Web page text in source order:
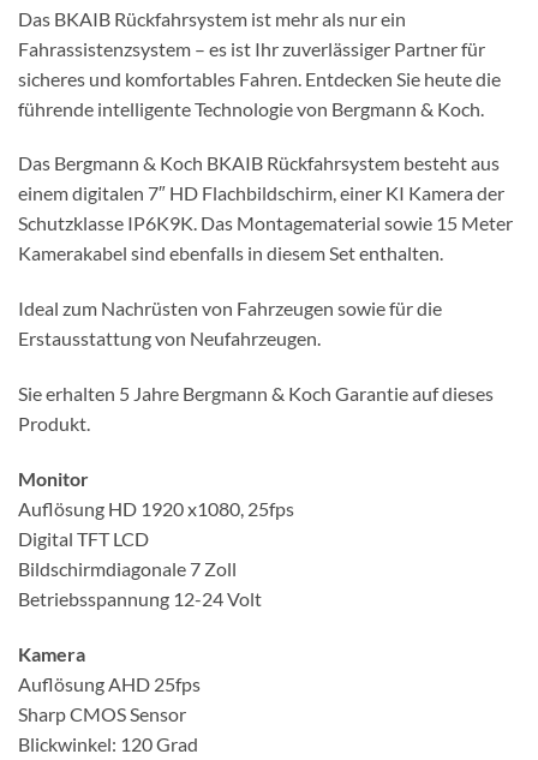
Das BKAIB Rückfahrsystem ist mehr als nur ein
Fahrassistenzsystem – es ist Ihr zuverlässiger Partner für
sicheres und komfortables Fahren. Entdecken Sie heute die
führende intelligente Technologie von Bergmann & Koch.
Das Bergmann & Koch BKAIB Rückfahrsystem besteht aus
einem digitalen 7″ HD Flachbildschirm, einer KI Kamera der
Schutzklasse IP6K9K. Das Montagematerial sowie 15 Meter
Kamerakabel sind ebenfalls in diesem Set enthalten.
Ideal zum Nachrüsten von Fahrzeugen sowie für die
Erstausstattung von Neufahrzeugen.
Sie erhalten 5 Jahre Bergmann & Koch Garantie auf dieses
Produkt.
Monitor
Auflösung HD 1920 x1080, 25fps
Digital TFT LCD
Bildschirmdiagonale 7 Zoll
Betriebsspannung 12-24 Volt
Kamera
Auflösung AHD 25fps
Sharp CMOS Sensor
Blickwinkel: 120 Grad